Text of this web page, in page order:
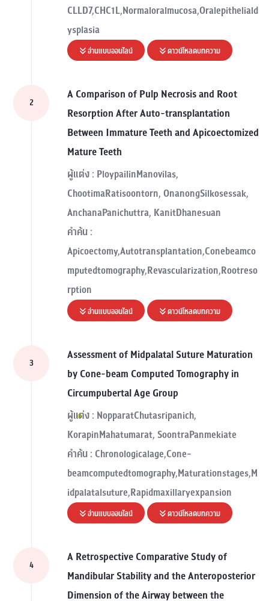
CLLD7,CHC1L,Normaloralmucosa,Oralepitheliald
ysplasia
อ่านแบบออนไลน์ ดาวน์โหลดบทความ
2
A Comparison of Pulp Necrosis and Root
Resorption After Auto-transplantation
Between Immature Teeth and Apicoectomized
Mature Teeth
ผู้แต่ง : PloypailinManovilas,
ChootimaRatisoontorn, OnanongSilkosessak,
AnchanaPanichuttra, KanitDhanesuan
คำค้น :
Apicoectomy,Autotransplantation,Conebeamco
mputedtomography,Revascularization,Rootreso
rption
อ่านแบบออนไลน์ ดาวน์โหลดบทความ
3
Assessment of Midpalatal Suture Maturation
by Cone-beam Computed Tomography in
Circumpubertal Age Group
ผู้แต่ง : NopparatChutasripanich,
KorapinMahatumarat, SoontraPanmekiate
คำค้น : Chronologicalage,Cone-
beamcomputedtomography,Maturationstages,M
idpalatalsuture,Rapidmaxillaryexpansion
อ่านแบบออนไลน์ ดาวน์โหลดบทความ
4
A Retrospective Comparative Study of
Mandibular Stability and the Anteroposterior
Dimension of the Airway between the